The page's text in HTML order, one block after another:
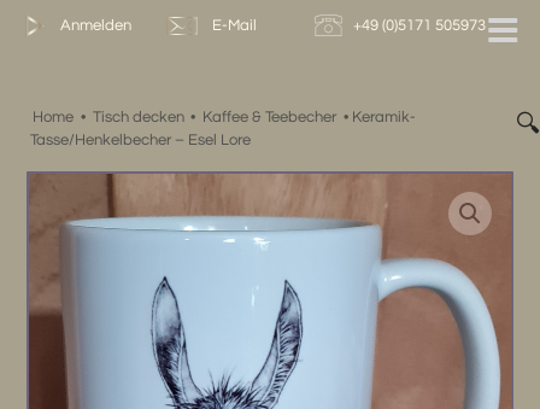
Zum
Anmelden E-Mail +49 (0)5171 505973
Home • Tisch decken • Kaffee & Teebecher • Keramik-
Tasse/Henkelbecher – Esel Lore
🔍